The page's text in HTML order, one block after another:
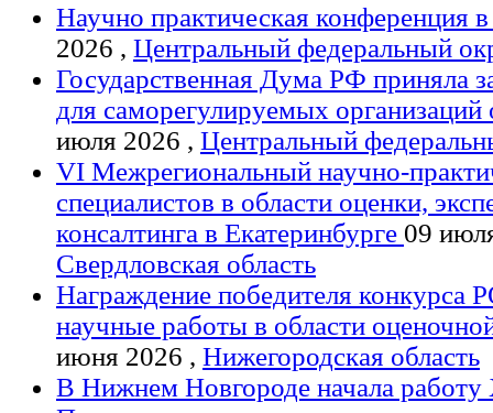
Научно практическая конференция
2026 , Центральный федеральный
Государственная Дума РФ приняла
для саморегулируемых
июля 2026 , Центральный
VI Межрегиональный научно-
специалистов в области оценки,
консалтинга в Екатеринбурге 09
Свердловская область
Награждение победителя конкурса
научные работы в области
июня 2026 , Нижегородская область
В Нижнем Новгороде начала